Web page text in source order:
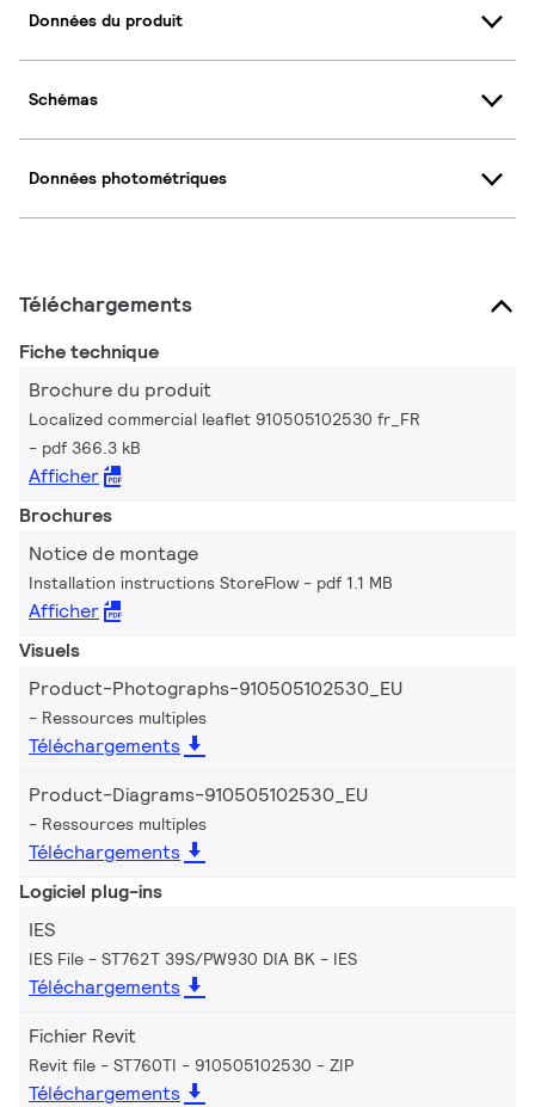
Données du produit
Schémas
Données photométriques
Téléchargements
Fiche technique
Brochure du produit
Localized commercial leaflet 910505102530 fr_FR
pdf 366.3 kB
Afficher
Brochures
Notice de montage
Installation instructions StoreFlow pdf 1.1 MB
Afficher
Visuels
Product-Photographs-910505102530_EU
Ressources multiples
Téléchargements
Product-Diagrams-910505102530_EU
Ressources multiples
Téléchargements
Logiciel plug-ins
IES
IES File - ST762T 39S/PW930 DIA BK IES
Téléchargements
Fichier Revit
Revit file - ST760TI - 910505102530 ZIP
Téléchargements